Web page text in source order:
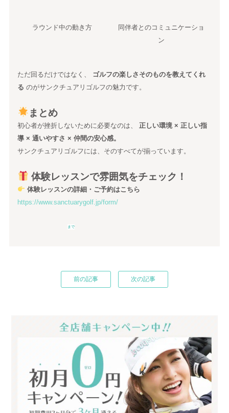
ラウンド中の動き方
同伴者とのコミュニケーショ
ン
ただ回るだけではなく、
ゴルフの楽しさそのものを教えてくれ
る のがサンクチュアリゴルフの魅力です。
まとめ
初心者が挫折しないために必要なのは、正しい環境 × 正しい指
導 × 通いやすさ × 仲間の安心感。
サンクチュアリゴルフには、そのすべてが揃っています。
体験レッスンで雰囲気をチェック！
体験レッスンの詳細・ご予約はこちら
https://www.sanctuarygolf.jp/form/
前の記事 次の記事
まで